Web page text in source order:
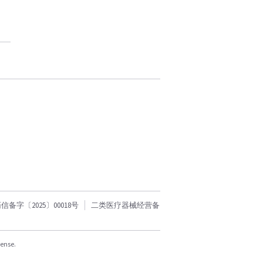
备字〔2025〕00018号 二类医疗器械经营备